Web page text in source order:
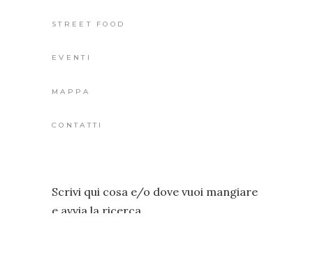
STREET FOOD
EVENTI
MAPPA
CONTATTI
Scrivi qui cosa e/o dove vuoi mangiare
e avvia la ricerca